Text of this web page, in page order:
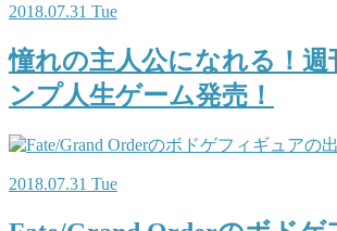
2018.07.31 Tue
憧れの主人公になれる！週
ンプ人生ゲーム発売！
2018.07.31 Tue